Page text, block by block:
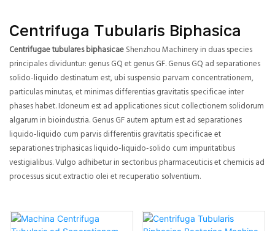
Centrifuga Tubularis Biphasica
Centrifugae tubulares biphasicaeShenzhou Machinery in duas species
principales dividuntur: genus GQ et genus GF. Genus GQ ad separationes
solido-liquido destinatum est, ubi suspensio parvam concentrationem,
particulas minutas, et minimas differentias gravitatis specificae inter
phases habet. Idoneum est ad applicationes sicut collectionem solidorum
algarum in bioindustria. Genus GF autem aptum est ad separationes
liquido-liquido cum parvis differentiis gravitatis specificae et
separationes triphasicas liquido-liquido-solido cum impuritatibus
vestigialibus. Vulgo adhibetur in sectoribus pharmaceuticis et chemicis ad
processus sicut extractio olei et recuperatio solventium.